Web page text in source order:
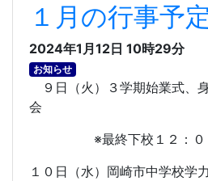
１月の行事予定
2024年1月12日 10時29分
お知らせ
９日（火）３学期始業式、
会
※最終下校１２：０
１０日（水）岡崎市中学校学